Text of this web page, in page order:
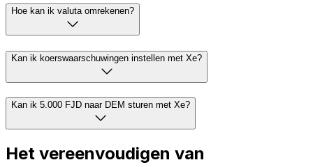
Hoe kan ik valuta omrekenen?
Kan ik koerswaarschuwingen instellen met Xe?
Kan ik 5.000 FJD naar DEM sturen met Xe?
Het vereenvoudigen van